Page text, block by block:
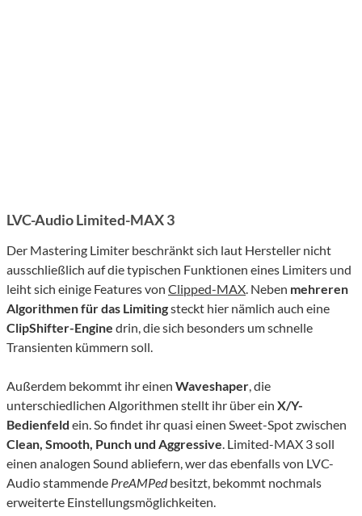
LVC-Audio Limited-MAX 3
Der Mastering Limiter beschränkt sich laut Hersteller nicht
ausschließlich auf die typischen Funktionen eines Limiters und
leiht sich einige Features von Clipped-MAX. Neben mehreren
Algorithmen für das Limitingsteckt hier nämlich auch eine
ClipShifter-Engine drin, die sich besonders um schnelle
Transienten kümmern soll.
Außerdem bekommt ihr einen Waveshaper, die
unterschiedlichen Algorithmen stellt ihr über ein X/Y-
Bedienfeld ein. So findet ihr quasi einen Sweet-Spot zwischen
Clean, Smooth, Punch und Aggressive. Limited-MAX 3 soll
einen analogen Sound abliefern, wer das ebenfalls von LVC-
Audio stammende PreAMPedbesitzt, bekommt nochmals
erweiterte Einstellungsmöglichkeiten.